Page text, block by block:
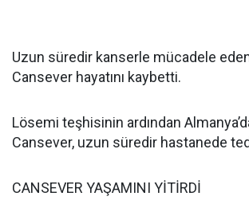
Uzun süredir kanserle mücadele eden
Cansever hayatını kaybetti.
Lösemi teşhisinin ardından
Cansever, uzun süredir hastanede
CANSEVER YAŞAMINI YİTİRDİ